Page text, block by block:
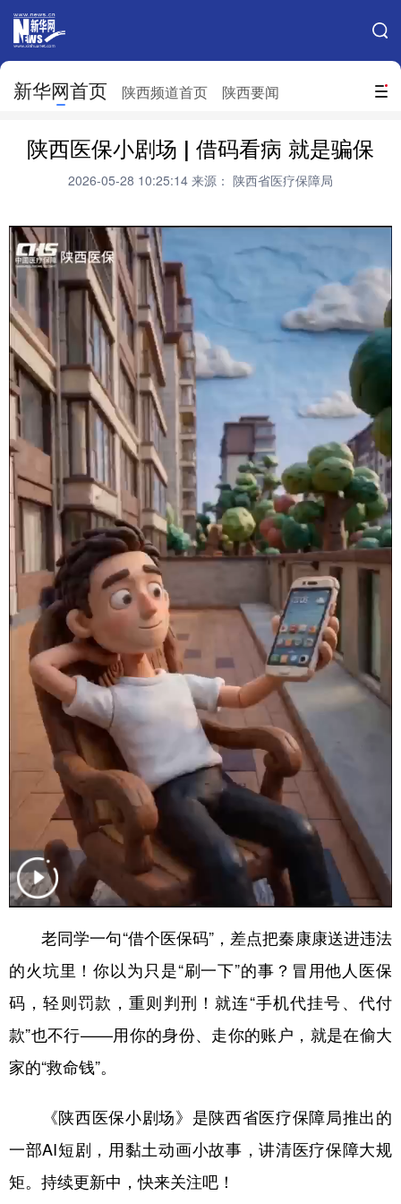
搜索
新华网首页 陕西频道首页 陕西要闻
网站地图
北京 天津 河北 山西
浙江 安徽
山东 河南 湖南
广东 广西 重庆
四川 贵州
陕西 甘肃 宁夏
新疆 内蒙古 黑龙江
陕西医保小剧场 | 借码看病 就是骗保
2026-05-28 10:25:14 来源： 陕西省医疗保障局
老同学一句“借个医保码”，差点把秦康康送进违法
的火坑里！你以为只是“刷一下”的事？冒用他人医保
码，轻则罚款，重则判刑！就连“手机代挂号、代付
款”也不行——用你的身份、走你的账户，就是在偷大
家的“救命钱”。
《陕西医保小剧场》是陕西省医疗保障局推出的
一部AI短剧，用黏土动画小故事，讲清医疗保障大规
矩。持续更新中，快来关注吧！